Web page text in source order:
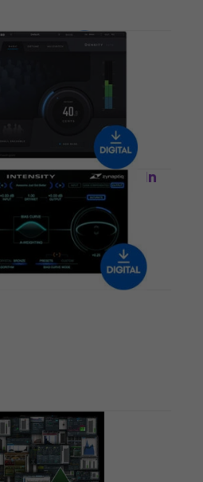
Bass XXL
verfügbar
Density plug In
verfügbar
Plugin